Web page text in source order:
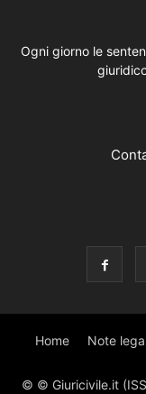
Ogni giorno le
Home Note
© © Giuricivile.it